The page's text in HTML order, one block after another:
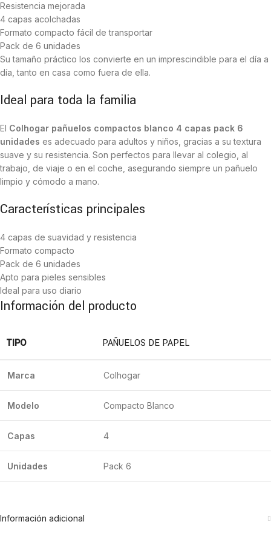
Resistencia mejorada
4 capas acolchadas
Formato compacto fácil de transportar
Pack de 6 unidades
Su tamaño práctico los convierte en un imprescindible para el día a
día, tanto en casa como fuera de ella.
Ideal para toda la familia
El Colhogar pañuelos compactos blanco 4 capas pack 6
unidades es adecuado para adultos y niños, gracias a su textura
suave y su resistencia. Son perfectos para llevar al colegio, al
trabajo, de viaje o en el coche, asegurando siempre un pañuelo
limpio y cómodo a mano.
Características principales
4 capas de suavidad y resistencia
Formato compacto
Pack de 6 unidades
Apto para pieles sensibles
Ideal para uso diario
Información del producto
TIPO PAÑUELOS DE PAPEL
Marca Colhogar
Modelo Compacto Blanco
Capas 4
Unidades Pack 6
Información adicional